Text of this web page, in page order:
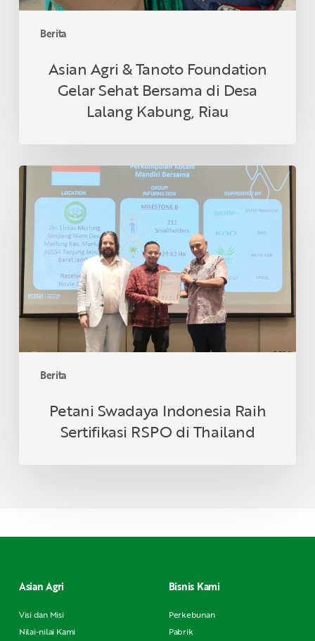
Berita
Lalang
Kabung,
Asian Agri & Tanoto Foundation
Gelar Sehat Bersama di Desa
Lalang Kabung, Riau
Berita
Petani
Swadaya
Indonesia
Raih
Sertifikasi
RSPO
di
Thailand
Petani Swadaya Indonesia Raih
Sertifikasi RSPO di Thailand
Asian Agri
Visi dan Misi
Nilai-nilai Kami
Bisnis Kami
Perkebunan
Pabrik